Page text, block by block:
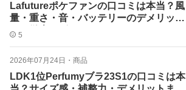
Lafutureポケファンの口コミは本当？風
量・重さ・音・バッテリーのデメリット
まで徹底レビュー
5
2026年07月24日 ・ 商品
LDK1位Perfumyブラ23S1の口コミは本